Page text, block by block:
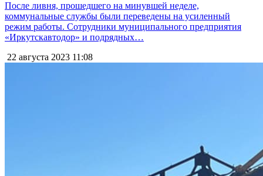
После ливня, прошедшего на минувшей неделе,
коммунальные службы были переведены на усиленный
режим работы. Сотрудники муниципального предприятия
«Иркутскавтодор» и подрядных…
22 августа 2023 11:08